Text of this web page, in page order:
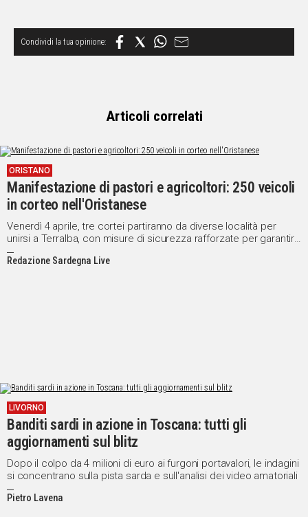
Articoli correlati
ORISTANO
Manifestazione di pastori e agricoltori: 250 veicoli
in corteo nell'Oristanese
Venerdì 4 aprile, tre cortei partiranno da diverse località per
unirsi a Terralba, con misure di sicurezza rafforzate per garantire
un evento ordinato
Redazione Sardegna Live
LIVORNO
Banditi sardi in azione in Toscana: tutti gli
aggiornamenti sul blitz
Dopo il colpo da 4 milioni di euro ai furgoni portavalori, le indagini
si concentrano sulla pista sarda e sull'analisi dei video amatoriali
Pietro Lavena